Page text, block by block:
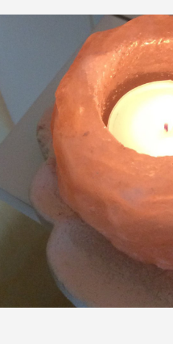
con lezioni individuali)
e l'utilizzo di prodotti
del corpo e della
di benessere, bellezza e
ti aspetta!
in data 29/11/2016.
- 19.00
e Venerdì: 9.00 - 19.00
ARMONIA
(VE)